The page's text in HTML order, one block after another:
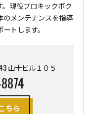
。現役プロキックボク
のメンテナンスを指導
トします。
山十ビル１０５
ちら